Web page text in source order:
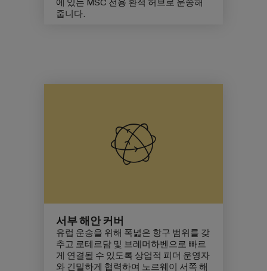
에 있는 MSC 전용 환적 허브로 운송해
줍니다.
서부 해안 커버
유럽 운송을 위해 폭넓은 항구 범위를 갖
추고 로테르담 및 브레머하벤으로 빠르
게 연결될 수 있도록 상업적 피더 운영자
와 긴밀하게 협력하여 노르웨이 서쪽 해